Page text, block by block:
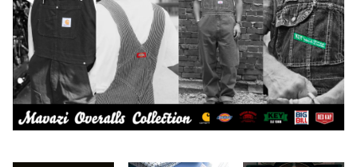
Carhartt
Collonil
CONVERSE
バイク用品
ケア用品
本、写真集
2026.6.29
2026.7.23
2026.6.27